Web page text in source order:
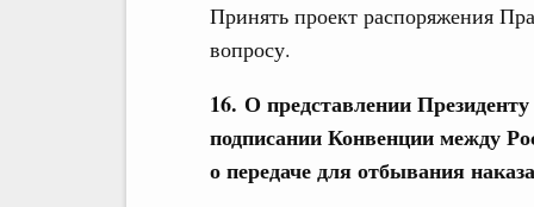
Принять проект распоряжения
вопросу.
16. О представлении
подписании Конвенции между
о передаче для отбывания